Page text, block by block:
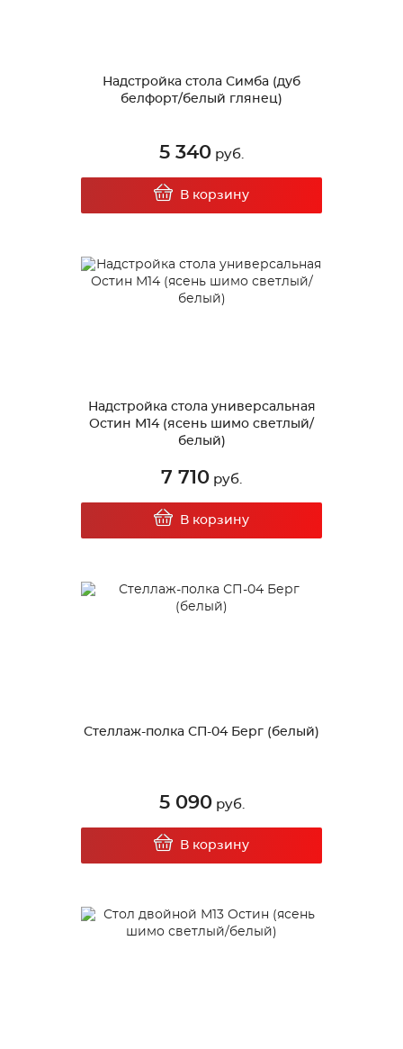
Надстройка стола Симба (дуб
белфорт/белый глянец)
5 340 руб.
В корзину
Надстройка стола универсальная
Остин М14 (ясень шимо светлый/
белый)
7 710 руб.
В корзину
Стеллаж-полка СП-04 Берг (белый)
5 090руб.
В корзину